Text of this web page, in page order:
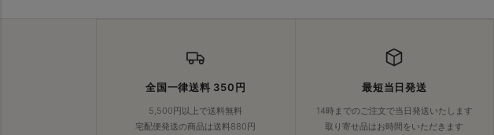
全国一律送料 350円
5,500円以上で送料無料
宅配便発送の商品は送料880円
最短当日発送
14時までのご注文で当日発送いたします
取り寄せ品はお時間をいただきます